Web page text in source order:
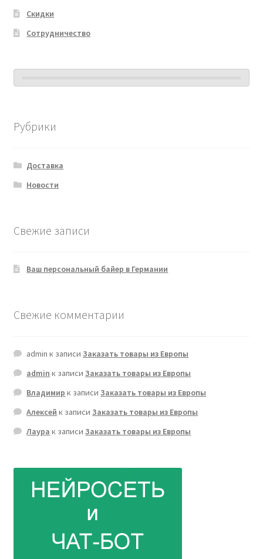
Скидки
Сотрудничество
Рубрики
Доставка
Новости
Свежие записи
Ваш персональный байер в Германии
Свежие комментарии
admin к записиЗаказать товары из Европы
admin к записиЗаказать товары из Европы
Владимир к записиЗаказать товары из Европы
Алексей к записиЗаказать товары из Европы
Лаура к записиЗаказать товары из Европы